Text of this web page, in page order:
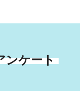
ンケート